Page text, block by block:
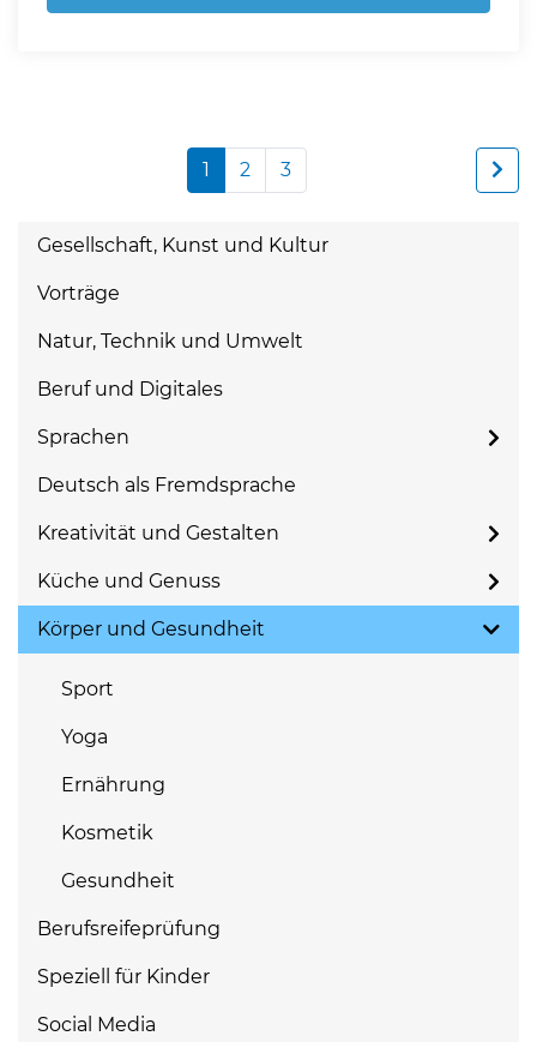
1 2 3
Gesellschaft, Kunst und Kultur
Vorträge
Natur, Technik und Umwelt
Beruf und Digitales
Sprachen
Deutsch als Fremdsprache
Kreativität und Gestalten
Küche und Genuss
Körper und Gesundheit
Sport
Yoga
Ernährung
Kosmetik
Gesundheit
Berufsreifeprüfung
Speziell für Kinder
Social Media